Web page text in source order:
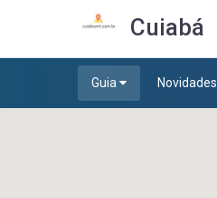
Cuiabá
Guia Novidades